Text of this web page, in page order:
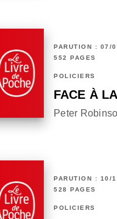
PARUTION : 07/
552 PAGES
POLICIERS
FACE À
Peter
PARUTION : 10/
528 PAGES
POLICIERS